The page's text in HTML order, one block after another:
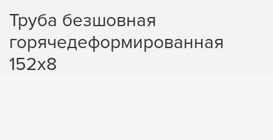
Труба безшовная
горячедеформированная
152х8